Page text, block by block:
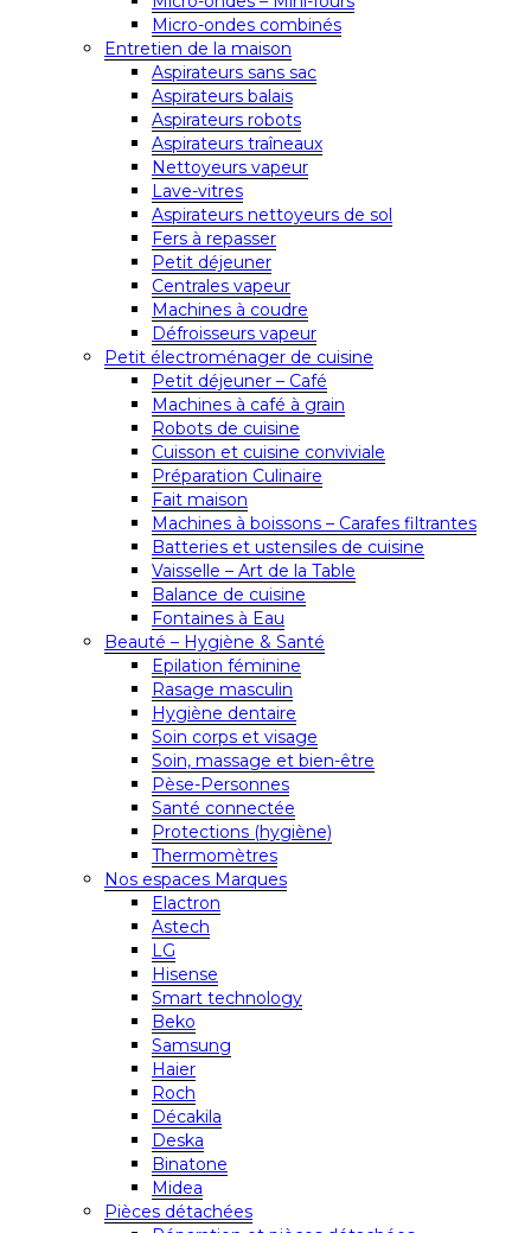
Micro-ondes combinés
Entretien de la maison
Aspirateurs sans sac
Aspirateurs balais
Aspirateurs robots
Aspirateurs traîneaux
Nettoyeurs vapeur
Lave-vitres
Aspirateurs nettoyeurs de sol
Fers à repasser
Petit déjeuner
Centrales vapeur
Machines à coudre
Défroisseurs vapeur
Petit électroménager de cuisine
Petit déjeuner – Café
Machines à café à grain
Robots de cuisine
Cuisson et cuisine conviviale
Préparation Culinaire
Fait maison
Machines à boissons – Carafes filtrantes
Batteries et ustensiles de cuisine
Vaisselle – Art de la Table
Balance de cuisine
Fontaines à Eau
Beauté – Hygiène & Santé
Epilation féminine
Rasage masculin
Hygiène dentaire
Soin corps et visage
Soin, massage et bien-être
Pèse-Personnes
Santé connectée
Protections (hygiène)
Thermomètres
Nos espaces Marques
Elactron
Astech
LG
Hisense
Smart technology
Beko
Samsung
Haier
Roch
Décakila
Deska
Binatone
Midea
Pièces détachées